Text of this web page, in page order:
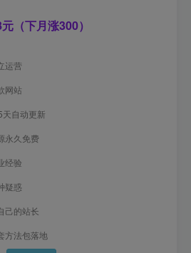
（下月涨300）
运营
网站
自动更新
永久免费
经验
疑惑
己的站长
方法包落地